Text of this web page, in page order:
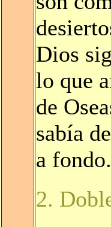
Dios
lo que
de
sabía
a
2.